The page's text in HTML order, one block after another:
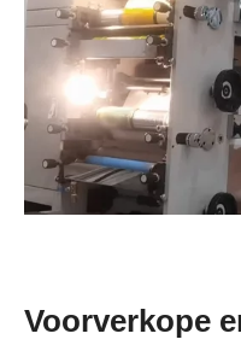
Voorverkope